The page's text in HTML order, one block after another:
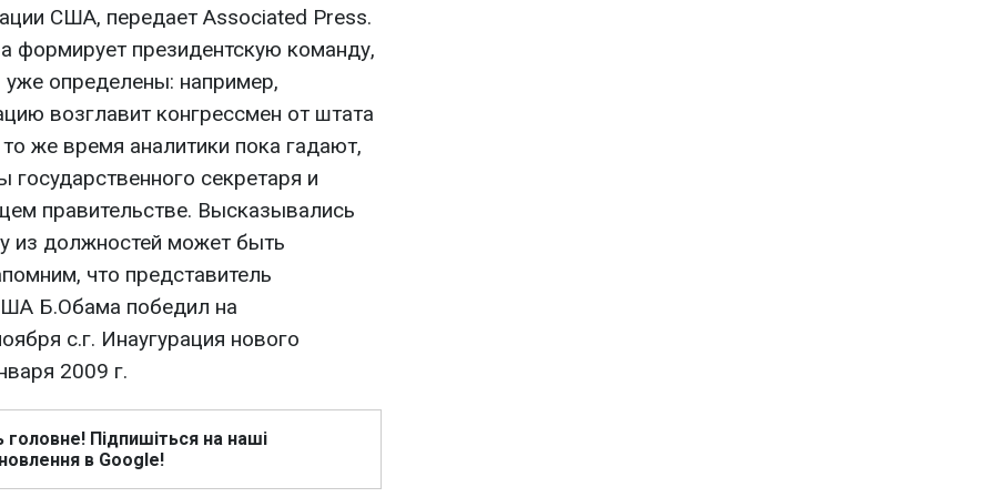
США, передает Associated Press.
формирует президентскую команду,
определены: например,
возглавит конгрессмен от штата
же время аналитики пока гадают,
секретаря и
правительстве. Высказывались
из должностей может быть
что представитель
Б.Обама победил на
с.г. Инаугурация нового
2009 г.
головне! Підпишіться на наші
в Google!